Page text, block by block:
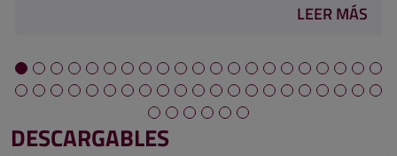
LEER MÁS
DESCARGABLES